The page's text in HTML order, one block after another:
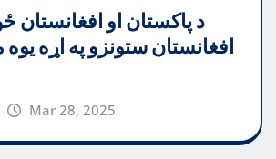
د پاکستان او افغانستان
افغانستان ستونزو په اړه
Mar 28, 2025